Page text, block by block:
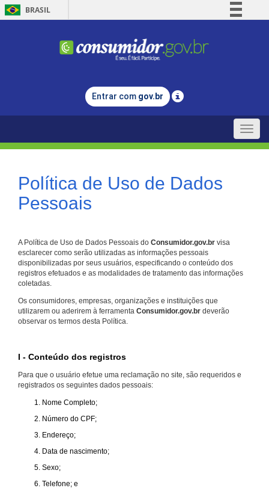
BRASIL
Comunica BR
Legislação
Entrar com gov.br
Toggle
Política de Uso de Dados
Pessoais
A Política de Uso de Dados Pessoais do Consumidor.gov.br visa
esclarecer como serão utilizadas as informações pessoais
disponibilizadas por seus usuários, especificando o conteúdo dos
registros efetuados e as modalidades de tratamento das informações
coletadas.
Os consumidores, empresas, organizações e instituições que
utilizarem ou aderirem à ferramenta Consumidor.gov.br deverão
observar os termos desta Política.
I - Conteúdo dos registros
Para que o usuário efetue uma reclamação no site, são requeridos e
registrados os seguintes dados pessoais:
Nome Completo;
Número do CPF;
Endereço;
Data de nascimento;
Sexo;
Telefone; e